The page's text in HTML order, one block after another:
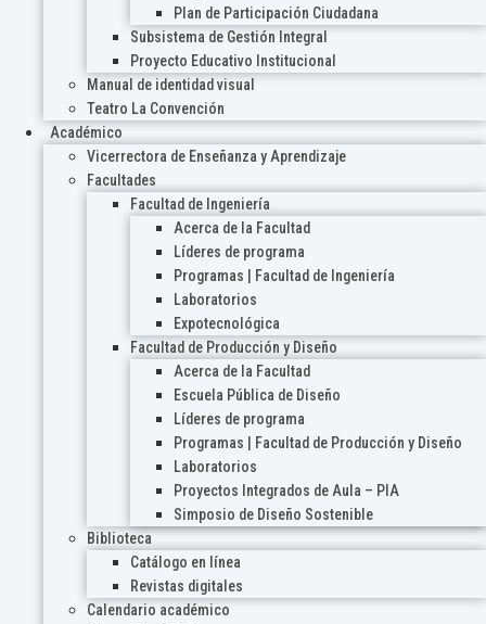
Plan de Participación Ciudadana
Subsistema de Gestión Integral
Proyecto Educativo Institucional
Manual de identidad visual
Teatro La Convención
Académico
Vicerrectora de Enseñanza y Aprendizaje
Facultades
Facultad de Ingeniería
Acerca de la Facultad
Líderes de programa
Programas | Facultad de Ingeniería
Laboratorios
Expotecnológica
Facultad de Producción y Diseño
Acerca de la Facultad
Escuela Pública de Diseño
Líderes de programa
Programas | Facultad de Producción y Diseño
Laboratorios
Proyectos Integrados de Aula – PIA
Simposio de Diseño Sostenible
Biblioteca
Catálogo en línea
Revistas digitales
Calendario académico